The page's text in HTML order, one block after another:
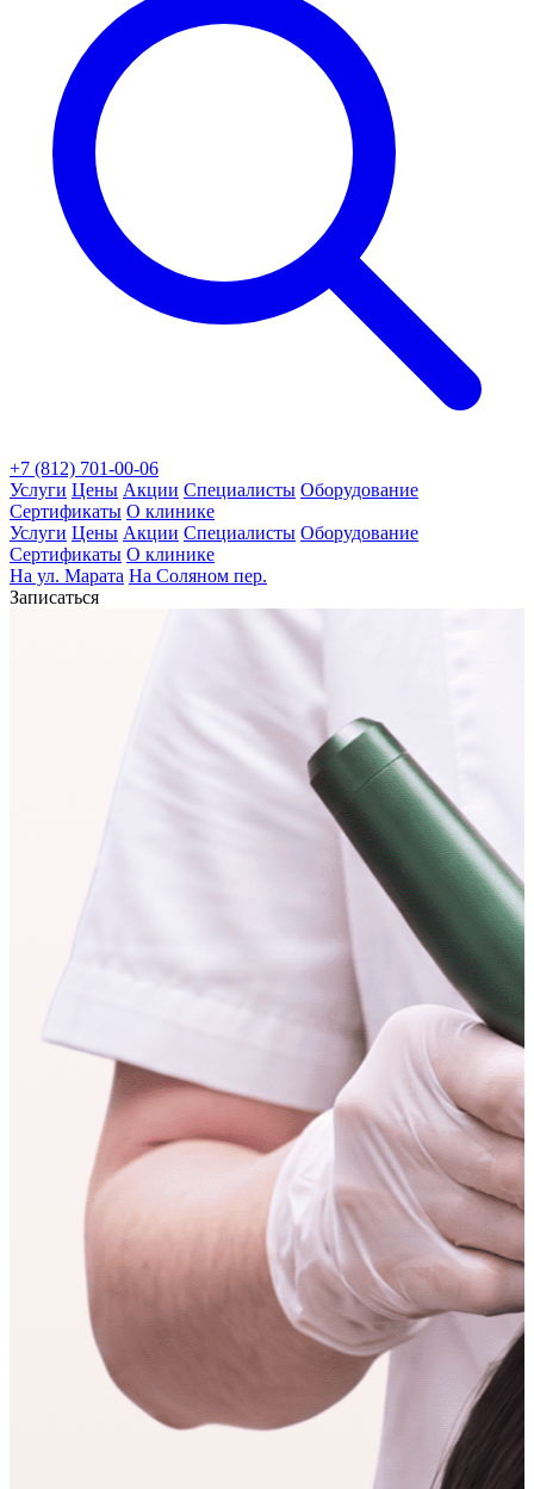
+7 (812) 701-00-06
Услуги Цены Акции Специалисты Оборудование
Сертификаты О клинике
Услуги Цены Акции Специалисты Оборудование
Сертификаты О клинике
На ул. Марата На Соляном пер.
Записаться